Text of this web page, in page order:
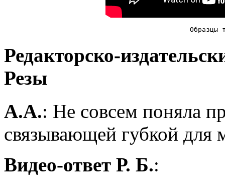
Образцы
Редакторско-
Резы
А.А.: Не совсем поняла
связывающей губкой для
Видео-ответ Р. Б.: